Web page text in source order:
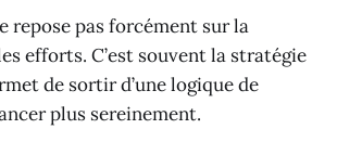
repose pas forcément sur la
efforts. C’est souvent la stratégie
de sortir d’une logique de
plus sereinement.